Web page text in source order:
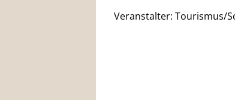
Veranstalter: Tourismus/